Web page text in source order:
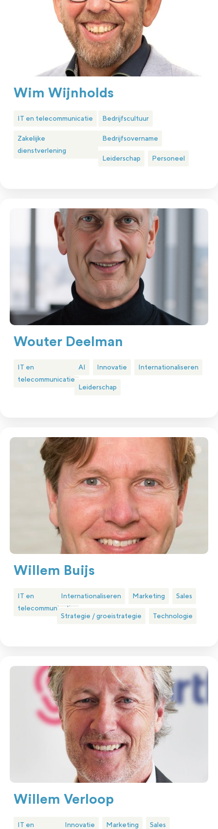
Wim Wijnholds
IT en telecommunicatie
Zakelijke
dienstverlening
Bedrijfscultuur
Bedrijfsovername
Leiderschap Personeel
Wouter Deelman
IT en
telecommunicatie
AI Innovatie Internationaliseren
Leiderschap
Willem Buijs
IT en
telecommunicatie
Internationaliseren Marketing Sales
Strategie / groeistrategie Technologie
Willem Verloop
IT en Innovatie Marketing Sales